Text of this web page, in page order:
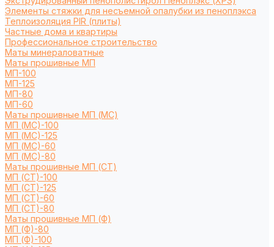
Элементы стяжки для несъемной опалубки из пеноплэкса
Теплоизоляция PIR (плиты)
Частные дома и квартиры
Профессиональное строительство
Маты минераловатные
Маты прошивные МП
МП-100
МП-125
МП-80
МП-60
Маты прошивные МП (МС)
МП (МС)-100
МП (МС)-125
МП (МС)-60
МП (МС)-80
Маты прошивные МП (СТ)
МП (СТ)-100
МП (СТ)-125
МП (СТ)-60
МП (СТ)-80
Маты прошивные МП (Ф)
МП (Ф)-80
МП (Ф)-100